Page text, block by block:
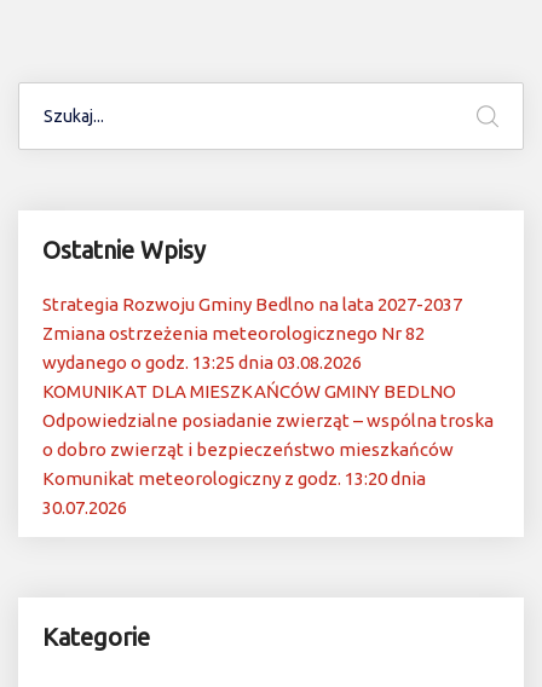
Ostatnie Wpisy
Strategia Rozwoju Gminy Bedlno na lata 2027-2037
Zmiana ostrzeżenia meteorologicznego Nr 82
wydanego o godz. 13:25 dnia 03.08.2026
KOMUNIKAT DLA MIESZKAŃCÓW GMINY BEDLNO
Odpowiedzialne posiadanie zwierząt – wspólna troska
o dobro zwierząt i bezpieczeństwo mieszkańców
Komunikat meteorologiczny z godz. 13:20 dnia
30.07.2026
Kategorie